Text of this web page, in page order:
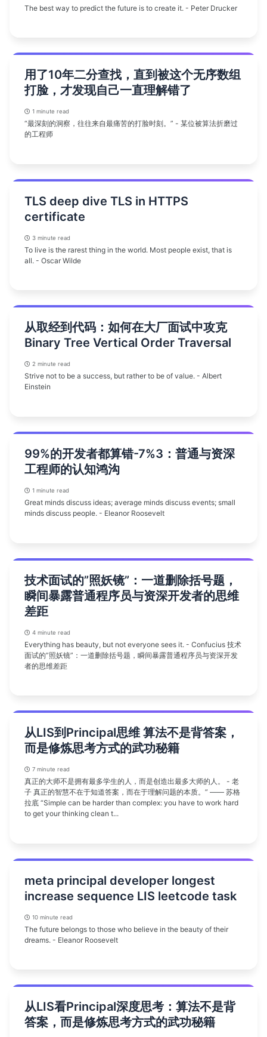
The best way to predict the future is to create it. - Peter Drucker
用了10年二分查找，直到被这个无序数组
打脸，才发现自己一直理解错了
1 minute read
“最深刻的洞察，往往来自最痛苦的打脸时刻。” - 某位被算法折磨过
的工程师
TLS deep dive TLS in HTTPS
certificate
3 minute read
To live is the rarest thing in the world. Most people exist, that is
all. - Oscar Wilde
从取经到代码：如何在大厂面试中攻克
Binary Tree Vertical Order Traversal
2 minute read
Strive not to be a success, but rather to be of value. - Albert
Einstein
99%的开发者都算错-7%3：普通与资深
工程师的认知鸿沟
1 minute read
Great minds discuss ideas; average minds discuss events; small
minds discuss people. - Eleanor Roosevelt
技术面试的”照妖镜”：一道删除括号题，
瞬间暴露普通程序员与资深开发者的思维
差距
4 minute read
Everything has beauty, but not everyone sees it. - Confucius 技术
面试的”照妖镜”：一道删除括号题，瞬间暴露普通程序员与资深开发
者的思维差距
从LIS到Principal思维 算法不是背答案，
而是修炼思考方式的武功秘籍
7 minute read
真正的大师不是拥有最多学生的人，而是创造出最多大师的人。 - 老
子 真正的智慧不在于知道答案，而在于理解问题的本质。” —— 苏格
拉底 “Simple can be harder than complex: you have to work hard
to get your thinking clean t...
meta principal developer longest
increase sequence LIS leetcode task
10 minute read
The future belongs to those who believe in the beauty of their
dreams. - Eleanor Roosevelt
从LIS看Principal深度思考：算法不是背
答案，而是修炼思考方式的武功秘籍